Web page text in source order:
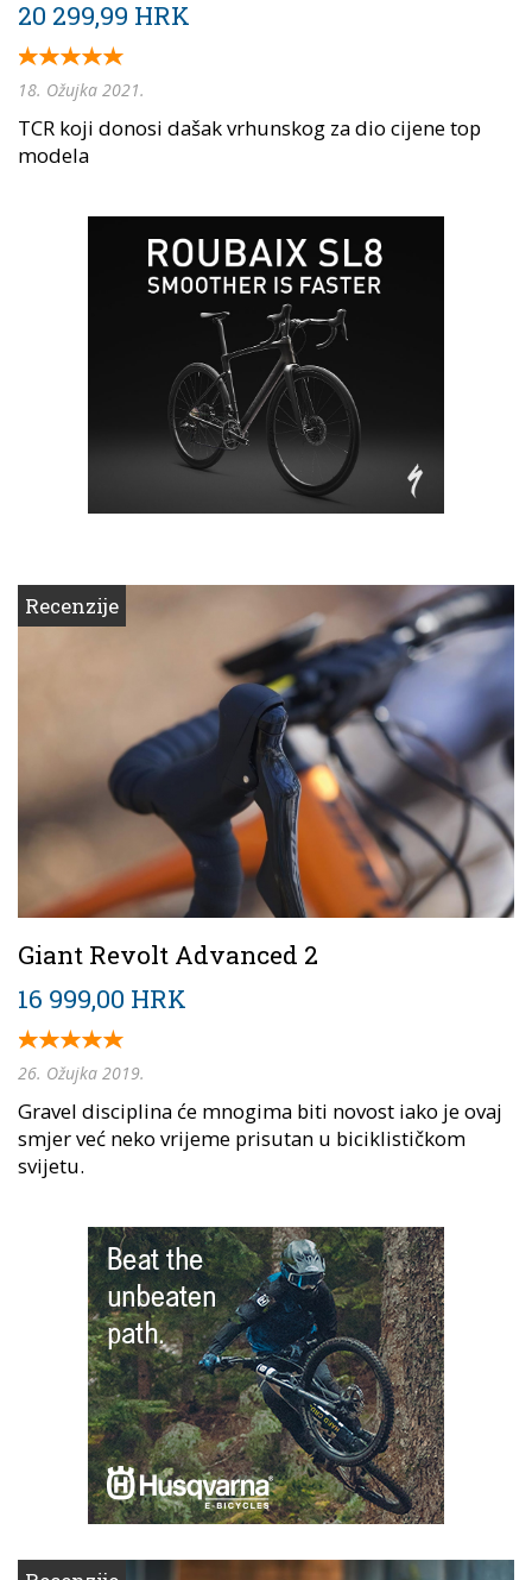
20 299,99 HRK
18. Ožujka 2021.
TCR koji donosi dašak vrhunskog za dio cijene top
modela
Recenzije
Giant Revolt Advanced 2
16 999,00 HRK
26. Ožujka 2019.
Gravel disciplina će mnogima biti novost iako je ovaj
smjer već neko vrijeme prisutan u biciklističkom
svijetu.